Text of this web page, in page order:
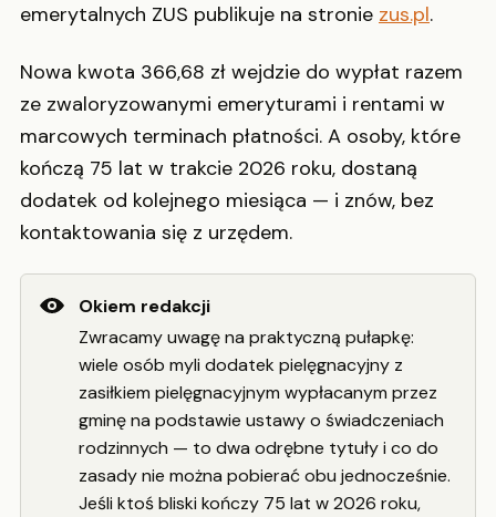
emerytalnych ZUS publikuje na stronie zus.pl.
Nowa kwota 366,68 zł wejdzie do wypłat razem
ze zwaloryzowanymi emeryturami i rentami w
marcowych terminach płatności. A osoby, które
kończą 75 lat w trakcie 2026 roku, dostaną
dodatek od kolejnego miesiąca — i znów, bez
kontaktowania się z urzędem.
Okiem redakcji
Zwracamy uwagę na praktyczną pułapkę:
wiele osób myli dodatek pielęgnacyjny z
zasiłkiem pielęgnacyjnym wypłacanym przez
gminę na podstawie ustawy o świadczeniach
rodzinnych — to dwa odrębne tytuły i co do
zasady nie można pobierać obu jednocześnie.
Jeśli ktoś bliski kończy 75 lat w 2026 roku,